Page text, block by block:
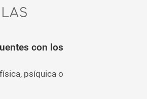
con los
psíquica o